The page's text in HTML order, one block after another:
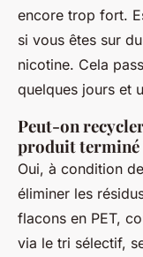
encore trop fort.
si vous êtes sur
nicotine. Cela
quelques jours et
Peut-on
produit terminé
Oui, à condition
éliminer les
flacons en PET,
via le tri sélectif,